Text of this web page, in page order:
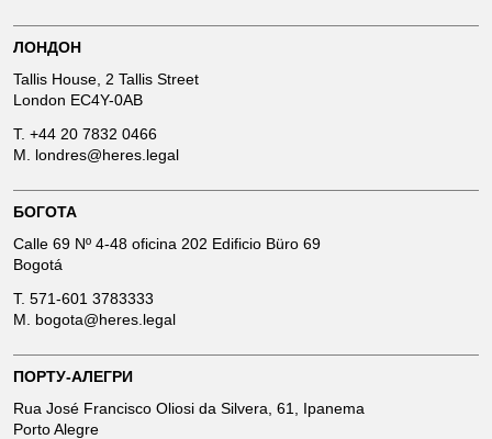
ЛОНДОН
Tallis House, 2 Tallis Street
London EC4Y-0AB
T. +44 20 7832 0466
M. londres@heres.legal
БОГОТА
Calle 69 Nº 4-48 oficina 202 Edificio Büro 69
Bogotá
T. 571-601 3783333
M. bogota@heres.legal
ПОРТУ-АЛЕГРИ
Rua José Francisco Oliosi da Silvera, 61, Ipanema
Porto Alegre